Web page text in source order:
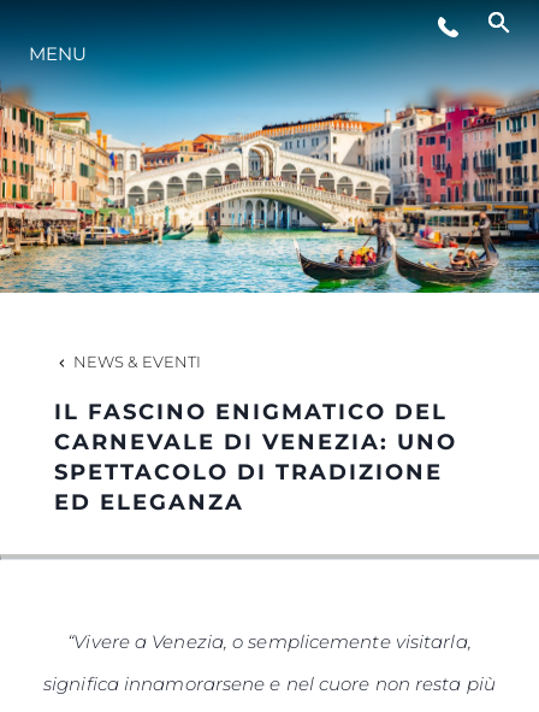
LIFESTYLE
INNOVAZIONE
L'AZIENDA
HERITAGE
MENU
NEWS & EVENTI
IL FASCINO ENIGMATICO DEL
CARNEVALE DI VENEZIA: UNO
SPETTACOLO DI TRADIZIONE
ED ELEGANZA
“Vivere a Venezia, o semplicemente visitarla,
significa innamorarsene e nel cuore non resta più